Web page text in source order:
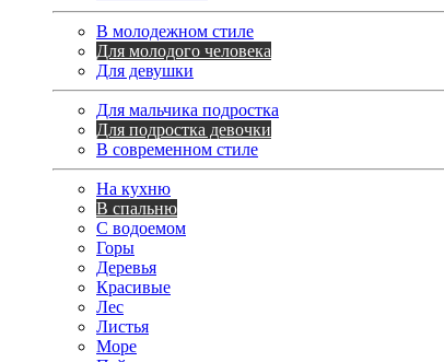
В молодежном стиле
Для молодого человека
Для девушки
Для мальчика подростка
Для подростка девочки
В современном стиле
На кухню
В спальню
С водоемом
Горы
Деревья
Красивые
Лес
Листья
Море